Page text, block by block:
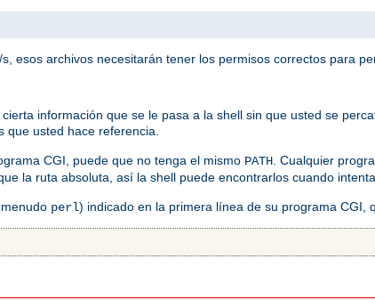
esos archivos necesitarán tener los permisos correctos para
información que se le pasa a la shell sin que usted se
que usted hace referencia.
CGI, puede que no tenga el mismo PATH. Cualquier
la ruta absoluta, así la shell puede encontrarlos cuando
perl) indicado en la primera línea de su programa CGI,